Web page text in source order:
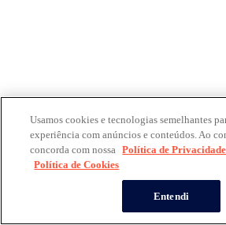
Usamos cookies e tecnologias semelhantes
experiência com anúncios e conteúdos. Ao
concorda com nossa Política de Privacidade
Política de Cookies
Entendi